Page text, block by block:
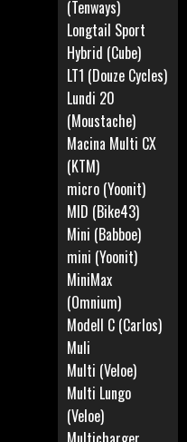
(Tenways)
Longtail Sport
Hybrid (Cube)
LT1 (Douze Cycles)
Lundi 20
(Moustache)
Macina Multi CX
(KTM)
micro (Yoonit)
MID (Bike43)
Mini (Babboe)
mini (Yoonit)
MiniMax
(Omnium)
Modell C (Carlos)
Muli
Multi (Veloe)
Multi Lungo
(Veloe)